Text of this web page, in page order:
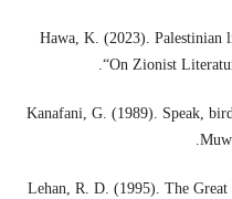
Hawa, K. (2023). Palestinian
“On Zionist
Kanafani, G. (1989). Speak,
Lehan, R. D. (1995). The